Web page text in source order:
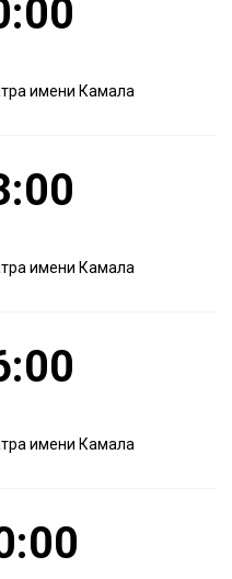
имени Камала
имени Камала
имени Камала